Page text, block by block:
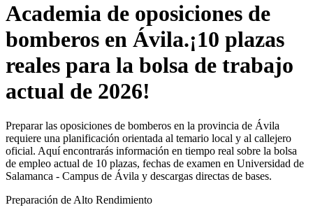
Academia de oposiciones de
bomberos en Ávila.¡10 plazas
reales para la bolsa de trabajo
actual de 2026!
Preparar las oposiciones de bomberos en la provincia de Ávila
requiere una planificación orientada al temario local y al callejero
oficial. Aquí encontrarás información en tiempo real sobre la bolsa
de empleo actual de 10 plazas, fechas de examen en Universidad de
Salamanca - Campus de Ávila y descargas directas de bases.
Preparación de Alto Rendimiento